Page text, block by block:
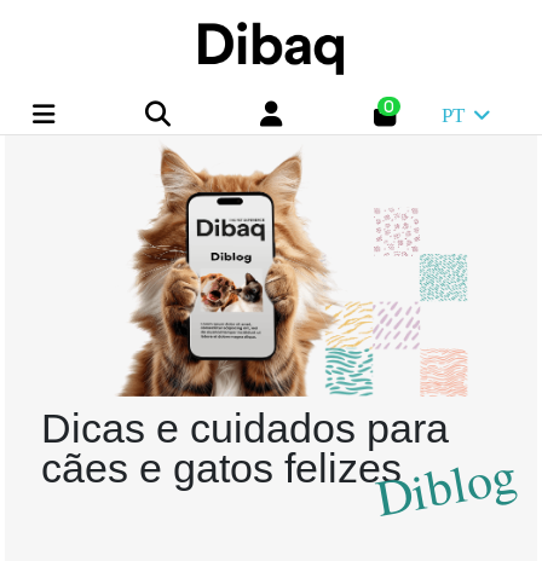
0 PT
Dicas e cuidados para
cães e gatos felizesDiblog